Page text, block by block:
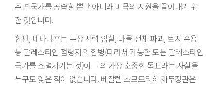
주변 국가를 공습할 뿐만 아니라 미국의 지원을 끌어내기 위
한 것입니다.
한편, 네타냐후는 무장 세력 암살, 마을 전체 파괴, 토지 수용
등 팔레스타인 점령지의 합병(따라서 가능한 모든 팔레스타인
국가를 소멸시키는 것)이 그의 가장 소중한 목표라는 사실을
누구도 잊은 적이 없습니다. 베잘렐 스모트리히 재무장관은